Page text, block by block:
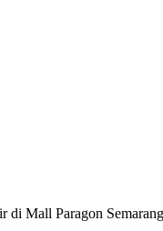
Mall Paragon